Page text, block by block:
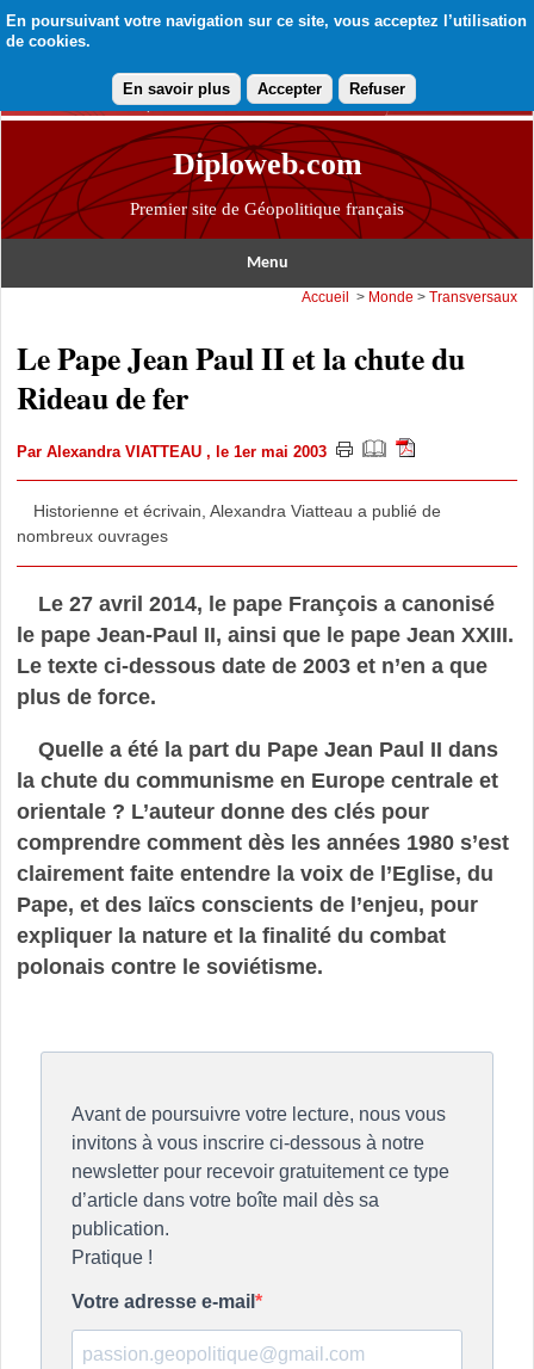
En poursuivant votre navigation sur ce site, vous acceptez l’utilisation
de cookies.
En savoir plus Accepter Refuser
Diploweb.com
Premier site de Géopolitique français
Menu
Accueil > Monde > Transversaux
Le Pape Jean Paul II et la chute du
Rideau de fer
Par Alexandra VIATTEAU , le 1er mai 2003
Historienne et écrivain, Alexandra Viatteau a publié de
nombreux ouvrages
Le 27 avril 2014, le pape François a canonisé
le pape Jean-Paul II, ainsi que le pape Jean XXIII.
Le texte ci-dessous date de 2003 et n’en a que
plus de force.
Quelle a été la part du Pape Jean Paul II dans
la chute du communisme en Europe centrale et
orientale ? L’auteur donne des clés pour
comprendre comment dès les années 1980 s’est
clairement faite entendre la voix de l’Eglise, du
Pape, et des laïcs conscients de l’enjeu, pour
expliquer la nature et la finalité du combat
polonais contre le soviétisme.